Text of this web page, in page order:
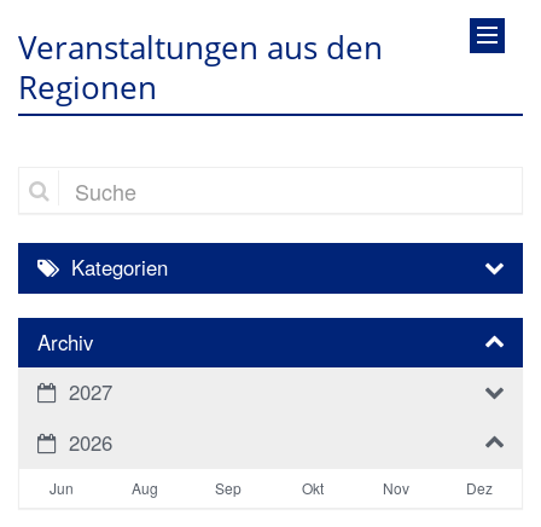
Veranstaltungen aus den
Regionen
Suche
Kategorien
Archiv
2027
2026
Jun Aug Sep Okt Nov Dez